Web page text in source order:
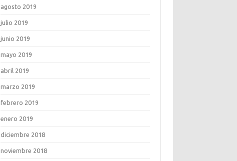
agosto 2019
julio 2019
junio 2019
mayo 2019
abril 2019
marzo 2019
febrero 2019
enero 2019
diciembre 2018
noviembre 2018